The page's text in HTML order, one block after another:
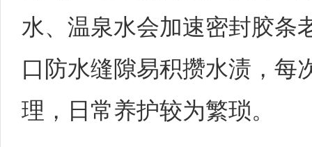
水、温泉水会加速密封胶条
口防水缝隙易积攒水渍，每
理，日常养护较为繁琐。